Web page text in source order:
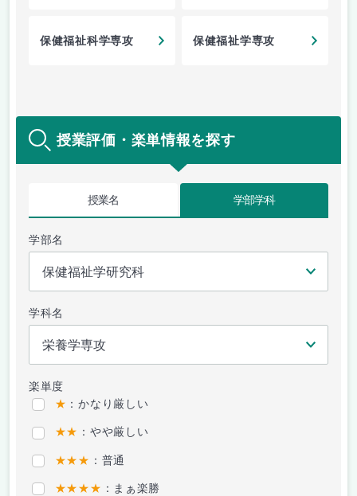
保健福祉科学専攻 保健福祉学専攻
授業評価・楽単情報を探す
授業名 学部学科
学部名
学科名
楽単度
★ ：かなり厳しい
★★ ：やや厳しい
★★★ ：普通
★★★★ ：まぁ楽勝